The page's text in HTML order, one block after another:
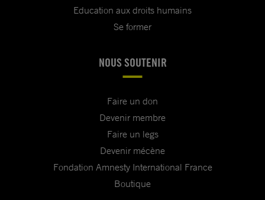
Education aux droits humains
Se former
NOUS SOUTENIR
Faire un don
Devenir membre
Faire un legs
Devenir mécène
Fondation Amnesty International France
Boutique